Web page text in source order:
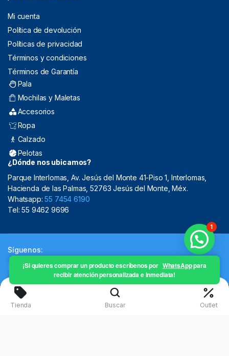
Mi cuenta
Política de devolución
Políticas de privacidad
Términos y condiciones
Términos de Garantía
Pala
Mochilas y Maletas
Accesorios
Ropa
Calzado
Pelotas
¿Dónde nos ubicamos?
Parque Interlomas, Av. Jesús del Monte 41-Piso 1, Interlomas,
Hacienda de las Palmas, 52763 Jesús del Monte, Méx.
Whatsapp:55 7454 6190
Tel: 55 9462 9696
Síguenos:
Copyright 2024 © Mistral Sporting Goods 2024
¡Si quieres comprar un producto escríbenos por WhatsApppara
recibir atención personalizada e inmediata!
Tienda Buscar Outlet
1